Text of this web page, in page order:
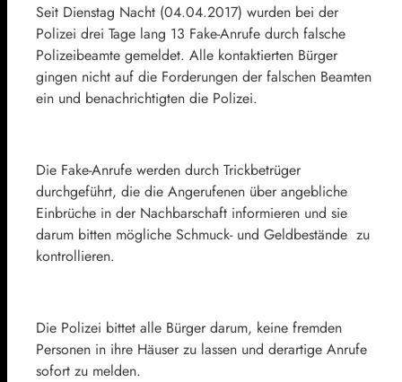
Seit Dienstag Nacht (04.04.2017) wurden bei der
Polizei drei Tage lang 13 Fake-Anrufe durch falsche
Polizeibeamte gemeldet. Alle kontaktierten Bürger
gingen nicht auf die Forderungen der falschen Beamten
ein und benachrichtigten die Polizei.
Die Fake-Anrufe werden durch Trickbetrüger
durchgeführt, die die Angerufenen über angebliche
Einbrüche in der Nachbarschaft informieren und sie
darum bitten mögliche Schmuck- und Geldbestände zu
kontrollieren.
Die Polizei bittet alle Bürger darum, keine fremden
Personen in ihre Häuser zu lassen und derartige Anrufe
sofort zu melden.